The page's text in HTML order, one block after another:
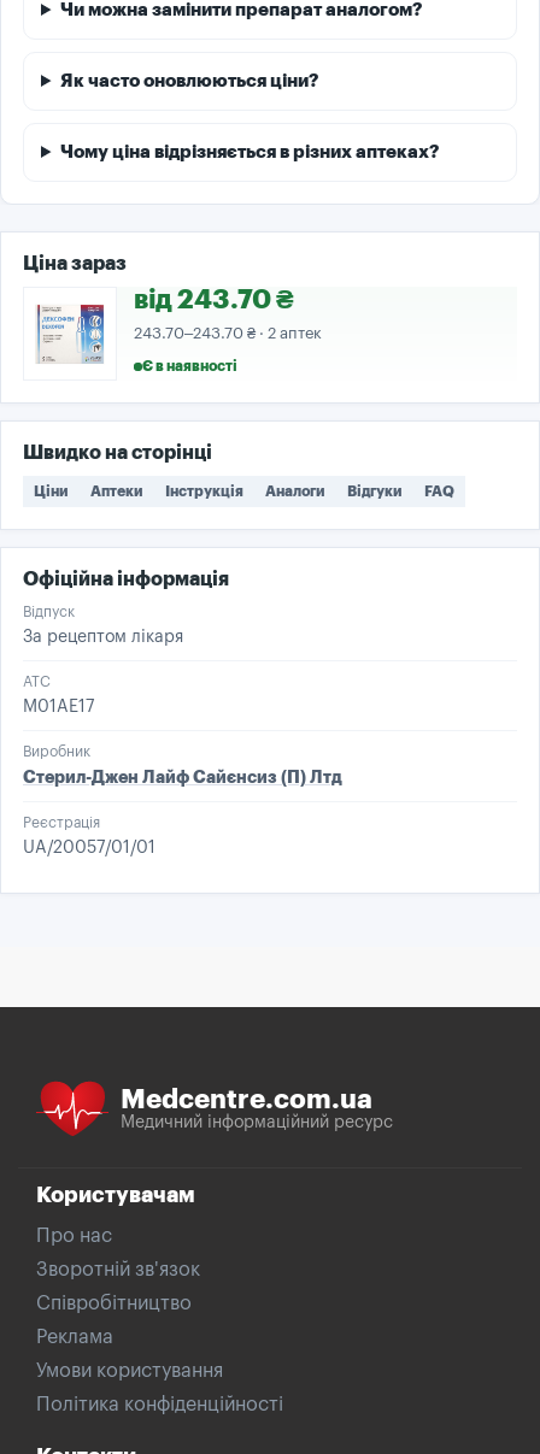
Чи можна замінити препарат аналогом?
Як часто оновлюються ціни?
Чому ціна відрізняється в різних аптеках?
Ціна зараз
від 243.70 ₴
243.70–243.70 ₴ · 2 аптек
Є в наявності
Швидко на сторінці
Ціни Аптеки Інструкція Аналоги Відгуки FAQ
Офіційна інформація
Відпуск
За рецептом лікаря
ATC
M01AE17
Виробник
Стерил-Джен Лайф Сайєнсиз (П) Лтд
Реєстрація
UA/20057/01/01
Medcentre.com.ua
Медичний інформаційний ресурс
Користувачам
Про нас
Зворотній зв'язок
Співробітництво
Реклама
Умови користування
Політика конфіденційності